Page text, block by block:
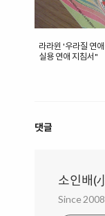
라라윈 '우라질 연
실용 연애 지침서"
댓글
소인배(
Since